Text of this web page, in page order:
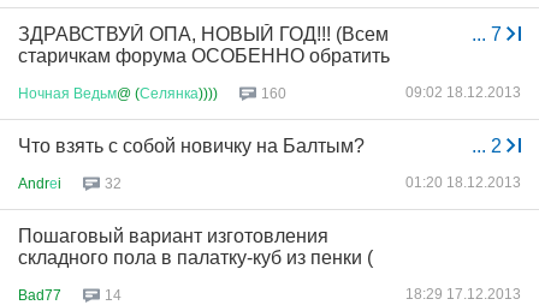
... 7
ЗДРАВСТВУЙ ОПА, НОВЫЙ ГОД!!! (Всем
старичкам форума ОСОБЕННО обратить
Ночная Ведьм@ (Селянка)))) 160 09:02 18.12.2013
... 2
Что взять с собой новичку на Балтым?
Andrеi 32 01:20 18.12.2013
Пошаговый вариант изготовления
складного пола в палатку-куб из пенки (
Bad77 14 18:29 17.12.2013